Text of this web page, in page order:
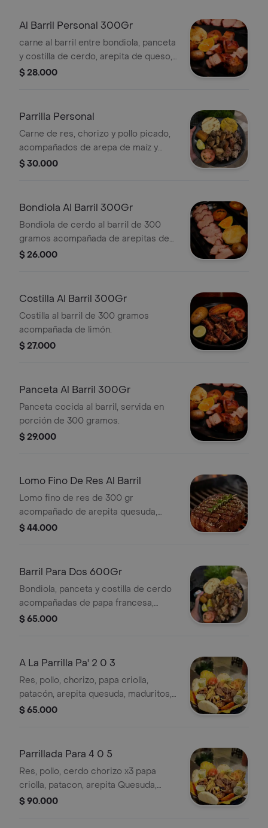
Al Barril Personal 300Gr
carne al barril entre bondiola, panceta
y costilla de cerdo, arepita de queso,
maduro, papa, tomate y limón
$ 28.000
Parrilla Personal
Carne de res, chorizo y pollo picado,
acompañados de arepa de maíz y
maduro.
$ 30.000
Bondiola Al Barril 300Gr
Bondiola de cerdo al barril de 300
gramos acompañada de arepitas de
queso, maduro, tomate cherry y limón.
$ 26.000
Costilla Al Barril 300Gr
Costilla al barril de 300 gramos
acompañada de limón.
$ 27.000
Panceta Al Barril 300Gr
Panceta cocida al barril, servida en
porción de 300 gramos.
$ 29.000
Lomo Fino De Res Al Barril
Lomo fino de res de 300 gr
acompañado de arepita quesuda,
patacón, tomate y limón.
$ 44.000
Barril Para Dos 600Gr
Bondiola, panceta y costilla de cerdo
acompañadas de papa francesa,
plátano maduro, arepa, patacones,
$ 65.000
A La Parrilla Pa' 2 0 3
Res, pollo, chorizo, papa criolla,
patacón, arepita quesuda, maduritos,
tomate y limón. Ideal para compartir.
$ 65.000
Parrillada Para 4 0 5
Res, pollo, cerdo chorizo x3 papa
criolla, patacon, arepita Quesuda,
maduritos, tomate y limón
$ 90.000